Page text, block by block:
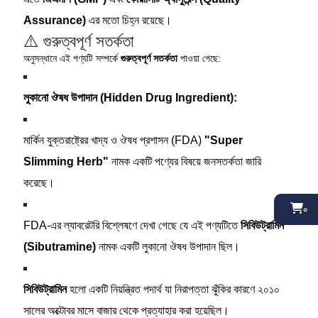
Assurance) এর মতো চিহ্ন রয়েছে।
⚠️ গুরুত্বপূর্ণ সতর্কতা
অনুসন্ধানে এই পণ্যটি সম্পর্কেগুরুত্বপূর্ণ সতর্কতাপাওয়া গেছে:
লুকানো ঔষধ উপাদান (Hidden Drug Ingredient):
মার্কিন যুক্তরাষ্ট্রের খাদ্য ও ঔষধ প্রশাসন (FDA) "Super
Slimming Herb" নামক একটি পণ্যের বিষয়ে জনসতর্কতা জারি
করেছে।
FDA-এর ল্যাবরেটরি বিশ্লেষণে দেখা গেছে যে এই পণ্যটিতেসিবিউট্রামিন
(Sibutramine) নামক একটি লুকানো ঔষধ উপাদান ছিল।
সিবিউট্রামিনহলো একটি নিয়ন্ত্রিত পদার্থ যা নিরাপত্তা ঝুঁকির কারণে ২০১০
সালের অক্টোবর মাসে বাজার থেকে প্রত্যাহার করা হয়েছিল।
০